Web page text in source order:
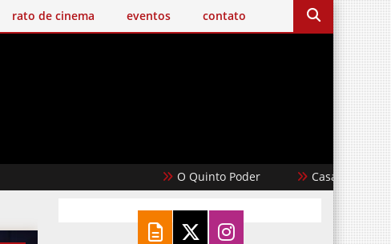
rato de cinema eventos contato
O Quinto Poder Casablanca Um